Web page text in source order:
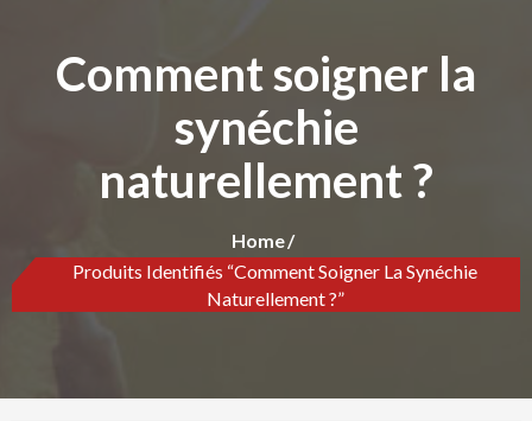
Comment soigner la
synéchie
naturellement ?
Home
Produits Identifiés “Comment Soigner La Synéchie
Naturellement ?”